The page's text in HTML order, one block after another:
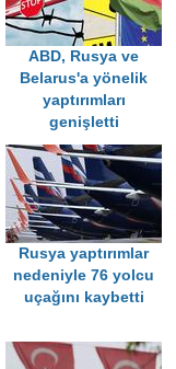
ABD, Rusya ve
Belarus'a yönelik
yaptırımları
genişletti
Rusya yaptırımlar
nedeniyle 76 yolcu
uçağını kaybetti